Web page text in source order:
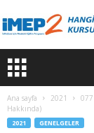
Ana sayfa 2021
Hakkında)
2021 GENELGELER